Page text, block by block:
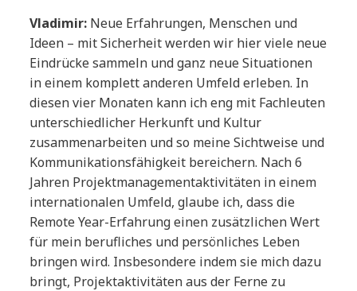
Vladimir: Neue Erfahrungen, Menschen und
Ideen – mit Sicherheit werden wir hier viele neue
Eindrücke sammeln und ganz neue Situationen
in einem komplett anderen Umfeld erleben. In
diesen vier Monaten kann ich eng mit Fachleuten
unterschiedlicher Herkunft und Kultur
zusammenarbeiten und so meine Sichtweise und
Kommunikationsfähigkeit bereichern. Nach 6
Jahren Projektmanagementaktivitäten in einem
internationalen Umfeld, glaube ich, dass die
Remote Year-Erfahrung einen zusätzlichen Wert
für mein berufliches und persönliches Leben
bringen wird. Insbesondere indem sie mich dazu
bringt, Projektaktivitäten aus der Ferne zu